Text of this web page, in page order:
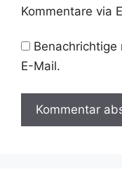
Kommentare via
Benachrichtige
E-Mail.